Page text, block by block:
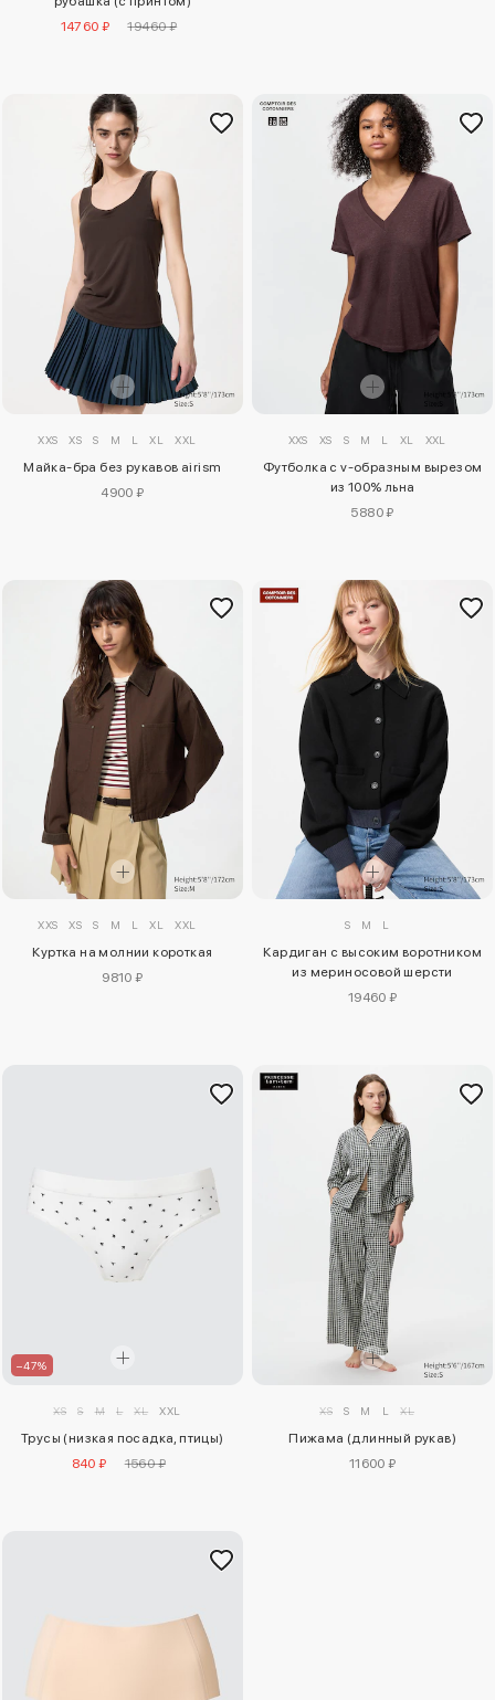
14760 ₽
19460 ₽
XXS XS S M L XL XXL
Майка-бра без рукавов airism
4900 ₽
XXS XS S M L XL XXL
Футболка с v-образным вырезом
из 100% льна
5880 ₽
XXS XS S M L XL XXL
Куртка на молнии короткая
9810 ₽
S M L
Кардиган с высоким воротником
из мериносовой шерсти
19460 ₽
–47%
XS S M L XL XXL
Трусы (низкая посадка, птицы)
840 ₽
1560 ₽
XS S M L XL
Пижама (длинный рукав)
11600 ₽